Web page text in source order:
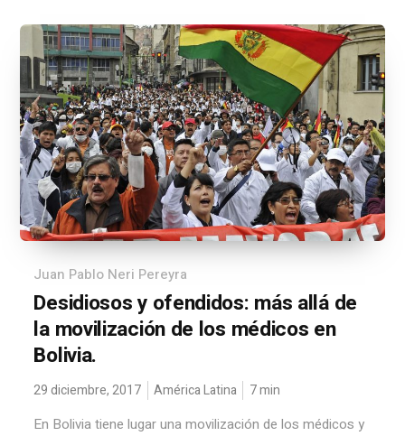
Juan Pablo Neri Pereyra
Desidiosos y ofendidos: más allá de
la movilización de los médicos en
Bolivia.
29 diciembre, 2017 América Latina 7min
En Bolivia tiene lugar una movilización de los médicos y